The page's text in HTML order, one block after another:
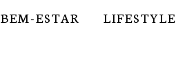
BEM-ESTAR LIFESTYLE